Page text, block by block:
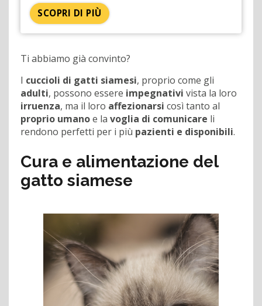
SCOPRI DI PIÙ
Ti abbiamo già convinto?
I cuccioli di gatti siamesi, proprio come gli
adulti, possono essere impegnativi vista la loro
irruenza, ma il loro affezionarsi così tanto al
proprio umanoe la voglia di comunicare li
rendono perfetti per i più pazienti e disponibili.
Cura e alimentazione del
gatto siamese